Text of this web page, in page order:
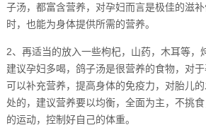
子汤，都富含营养，对孕妇而言是极佳的滋
时，也能为身体提供所需的营养。
2、再适当的放入一些枸杞，山药，木耳等，
建议孕妇多喝，鸽子汤是很营养的食物，对
可以补充营养，提高身体的免疫力，对胎儿
处的，建议营养要以均衡，全面为主，不挑
的运动，控制好自己的体重。